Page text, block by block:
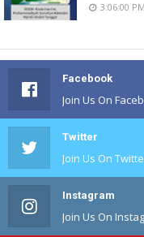
3:06:00 PM
Facebook
Join Us On
Twitter
Join Us On
Instagram
Join Us On